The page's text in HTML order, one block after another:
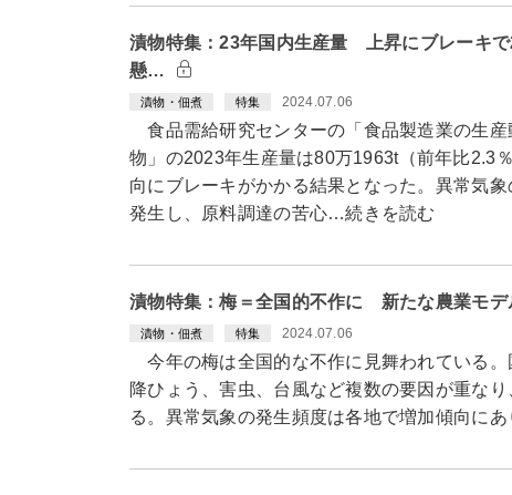
漬物特集：23年国内生産量 上昇にブレーキ
懸…
漬物・佃煮 特集 2024.07.06
食品需給研究センターの「食品製造業の生
物」の2023年生産量は80万1963t（前年比2.3
向にブレーキがかかる結果となった。異常気
発生し、原料調達の苦心…続きを読む
漬物特集：梅＝全国的不作に 新たな農業モデ
漬物・佃煮 特集 2024.07.06
今年の梅は全国的な不作に見舞われている。
降ひょう、害虫、台風など複数の要因が重な
る。異常気象の発生頻度は各地で増加傾向に